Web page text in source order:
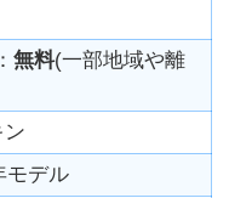
無料(一部地域や離
モデル